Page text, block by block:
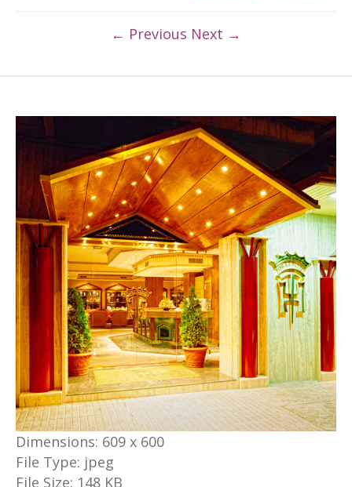
← Previous Next →
Dimensions: 609 x 600
File Type: jpeg
File Size: 148 KB